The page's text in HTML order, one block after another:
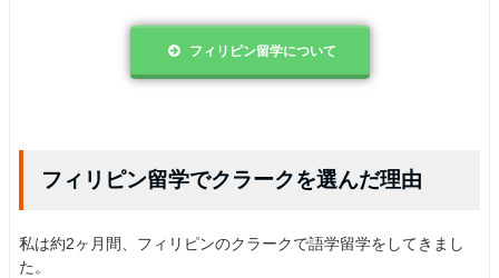
フィリピン留学について
フィリピン留学でクラークを選んだ理由
私は約2ヶ月間、フィリピンのクラークで語学留学をしてきまし
た。